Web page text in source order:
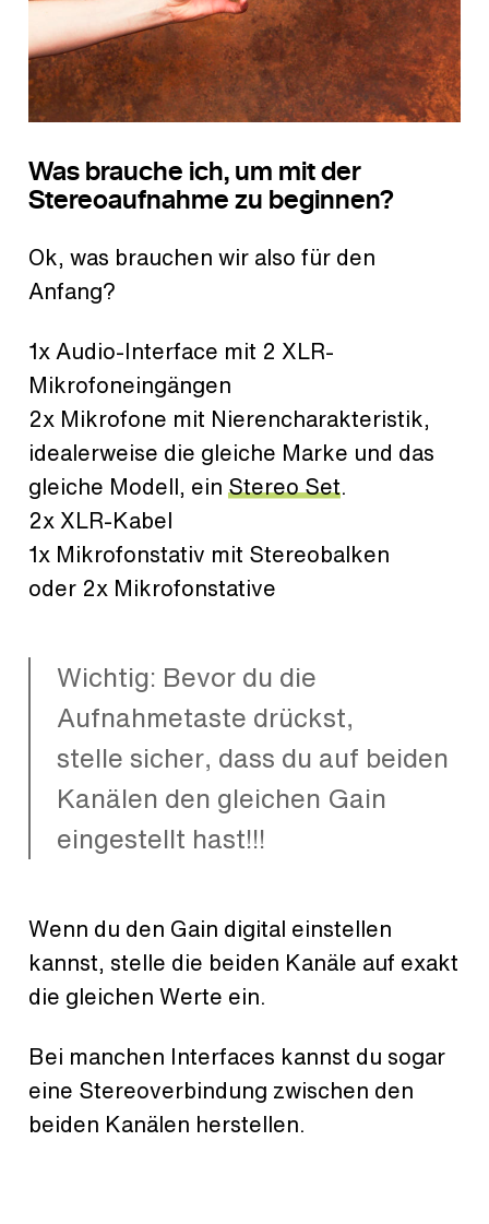
Was brauche ich, um mit der
Stereoaufnahme zu beginnen?
Ok, was brauchen wir also für den
Anfang?
1x Audio-Interface mit 2 XLR-
Mikrofoneingängen
2x Mikrofone mit Nierencharakteristik,
idealerweise die gleiche Marke und das
gleiche Modell, ein Stereo Set.
2x XLR-Kabel
1x Mikrofonstativ mit Stereobalken
oder 2x Mikrofonstative
Wichtig: Bevor du die
Aufnahmetaste drückst,
stelle sicher, dass du auf beiden
Kanälen den gleichen Gain
eingestellt hast!!!
Wenn du den Gain digital einstellen
kannst, stelle die beiden Kanäle auf exakt
die gleichen Werte ein.
Bei manchen Interfaces kannst du sogar
eine Stereoverbindung zwischen den
beiden Kanälen herstellen.